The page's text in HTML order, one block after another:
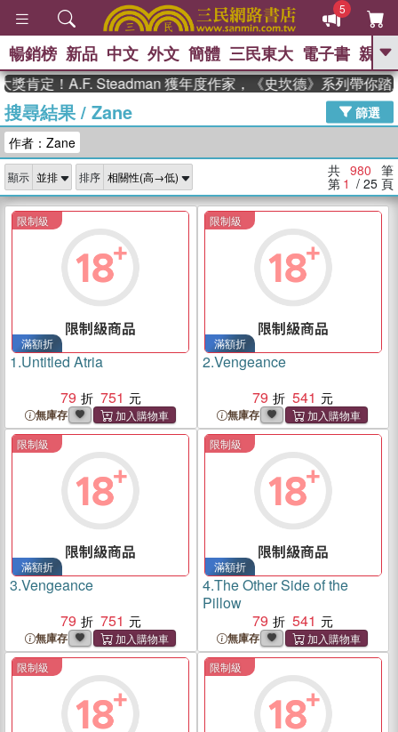
5
GO
高希均教授回憶錄
、 The Odyssey 、 父親節 、 如果歷
獎 臺灣漫遊錄 、 方念華 、 台灣的李
登輝時代
數學女孩：黎曼猜想 、
偉大的迷走神經
暢銷榜 新品 中文 外文 簡體 三民東大 電子書 親子
！A.F. Steadman 獲年度作家，《史坎德》系列帶你踏上熱血
搜尋結果/ Zane
篩選
作者：Zane
顯示 排序 共 980 筆
第 1 / 25 頁
限制級
滿額折
1.Untitled Atria
79
751
無庫存
限制級
滿額折
2.Vengeance
79
541
無庫存
限制級
滿額折
3.Vengeance
79
751
無庫存
限制級
滿額折
4.The Other Side of the
Pillow
79
541
無庫存
限制級 限制級